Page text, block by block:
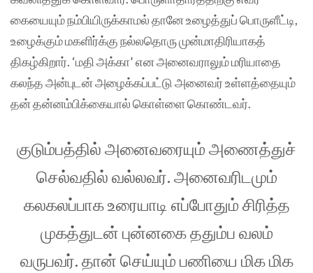
கையையும் நம்பியிருக்காமல் தானே உழைத்துப் பொருளீட்டி,
உழைக்கும் மகளிர்க்கு நல்லதொரு முன்மாதிரியாகத்
திகழ்கிறார். ‘மதி அக்கா’ என அனைவராலும் மரியாதை
கலந்த அன்புடன் அழைக்கப்பட்டு அனைவர் உள்ளத்தையும்
தன் தன்னம்பிக்கையால் கொள்ளை கொண்டவர்.
குடும்பத்தில் அனைவரையும் அணைத்துச்
செல்வதில் வல்லவர். அனைவரிடமும்
கலகலப்பாக உரையாடி எப்போதும் சிரித்த
முகத்துடன் புன்னகை ததும்ப வலம்
வருபவர். தான் செய்யும் பணியை மிக மிக